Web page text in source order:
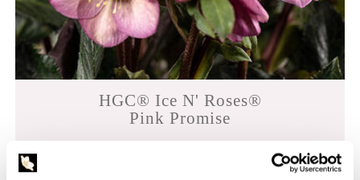
HGC® Ice N' Roses®
Pink Promise